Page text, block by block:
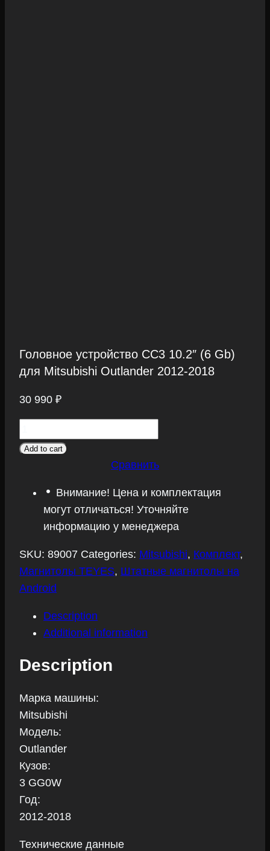
Головное устройство CC3 10.2″ (6 Gb)
для Mitsubishi Outlander 2012-2018
30 990 ₽
устройство
2012-
2018
quantity
Add to cart
Сравнить
Внимание! Цена и комплектация
могут отличаться! Уточняйте
информацию у менеджера
SKU: 89007 Categories: Mitsubishi, Комплект,
Магнитолы TEYES, Штатные магнитолы на
Android
Description
Additional information
Description
Марка машины:
Mitsubishi
Модель:
Outlander
Кузов:
3 GG0W
Год:
2012-2018
Технические данные